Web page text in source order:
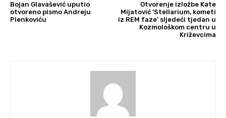
Bojan Glavašević uputio
otvoreno pismo Andreju
Plenkoviću
Otvorenje izložbe Kate
Mijatović ‘Stellarium, kometi
iz REM faze’ sljedeći tjedan u
Kozmološkom centru u
Križevcima